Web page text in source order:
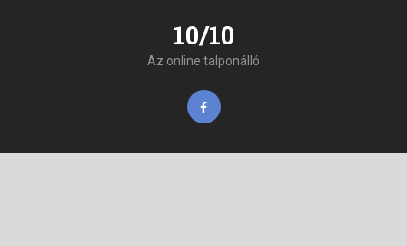
10/10
Az online talponálló